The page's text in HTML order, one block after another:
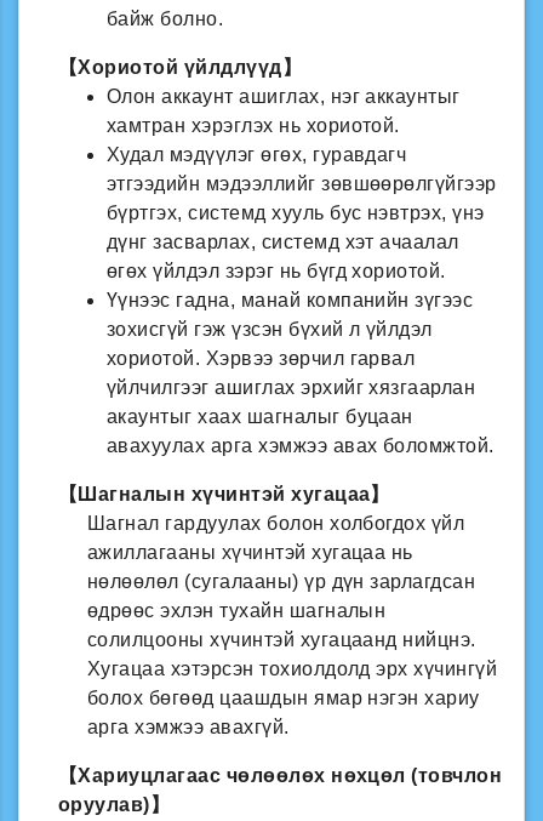
байж болно.
【Хориотой үйлдлүүд】
Олон аккаунт ашиглах, нэг аккаунтыг
хамтран хэрэглэх нь хориотой.
Худал мэдүүлэг өгөх, гуравдагч
этгээдийн мэдээллийг зөвшөөрөлгүйгээр
бүртгэх, системд хууль бус нэвтрэх, үнэ
дүнг засварлах, системд хэт ачаалал
өгөх үйлдэл зэрэг нь бүгд хориотой.
Үүнээс гадна, манай компанийн зүгээс
зохисгүй гэж үзсэн бүхий л үйлдэл
хориотой. Хэрвээ зөрчил гарвал
үйлчилгээг ашиглах эрхийг хязгаарлан
акаунтыг хаах шагналыг буцаан
авахуулах арга хэмжээ авах боломжтой.
【Шагналын хүчинтэй хугацаа】
Шагнал гардуулах болон холбогдох үйл
ажиллагааны хүчинтэй хугацаа нь
нөлөөлөл (сугалааны) үр дүн зарлагдсан
өдрөөс эхлэн тухайн шагналын
солилцооны хүчинтэй хугацаанд нийцнэ.
Хугацаа хэтэрсэн тохиолдолд эрх хүчингүй
болох бөгөөд цаашдын ямар нэгэн хариу
арга хэмжээ авахгүй.
【Хариуцлагаас чөлөөлөх нөхцөл (товчлон
оруулав)】